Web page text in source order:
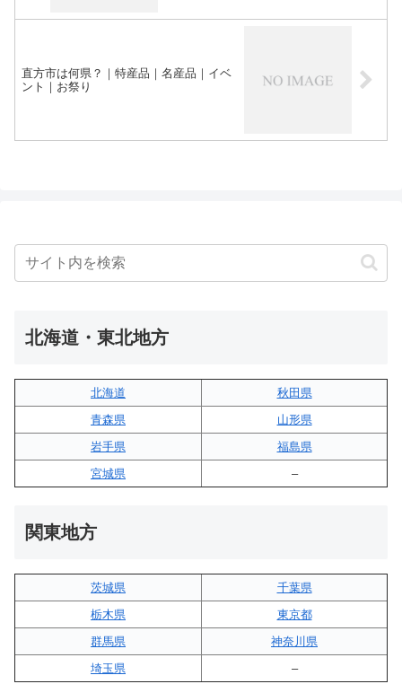
直方市は何県？｜特産品｜名産品｜イベ
ント｜お祭り
北海道・東北地方
北海道
秋田県
青森県
山形県
岩手県
福島県
宮城県
–
関東地方
茨城県
千葉県
栃木県
東京都
群馬県
神奈川県
埼玉県
–